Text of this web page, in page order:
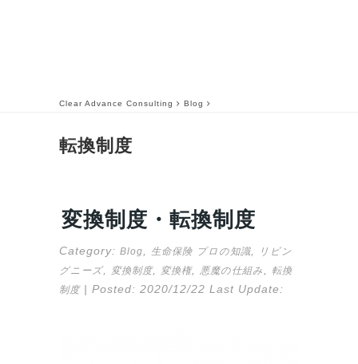
Clear Advance Consulting Blog
転換制度
変換制度・転換制度
Category: Blog 生命保険 プロの知識
リビン
グニーズ, 変換制度, 変換権, 悪魔の仕組み
転換
制度| Posted: 2020/12/22 Last Update: